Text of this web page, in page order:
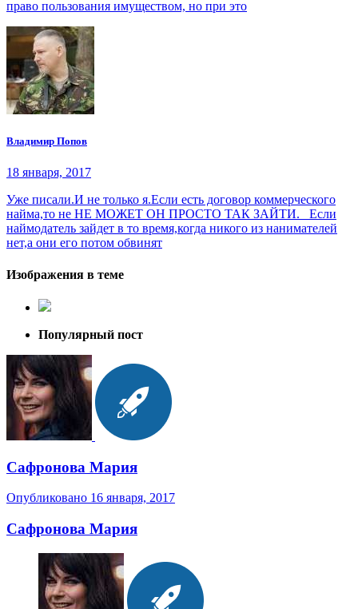
право пользования имуществом, но при это
Владимир Попов
18 января, 2017
Уже писали.И не только я.Если есть договор коммерческого
найма,то не НЕ МОЖЕТ ОН ПРОСТО ТАК ЗАЙТИ. Если
наймодатель зайдет в то время,когда никого из нанимателей
нет,а они его потом обвинят
Изображения в теме
Популярный пост
Сафронова Мария
Опубликовано 16 января, 2017
Сафронова Мария